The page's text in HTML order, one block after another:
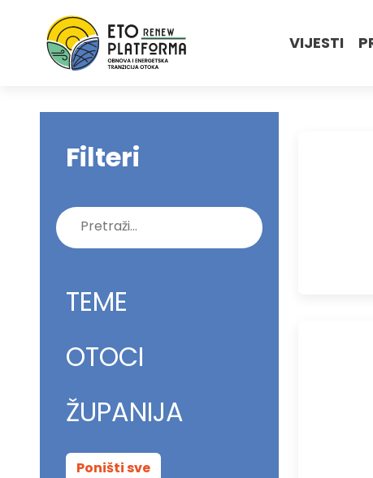
VIJESTI
Filteri
Pretraži:
TEME
OTOCI
ŽUPANIJA
Poništi sve